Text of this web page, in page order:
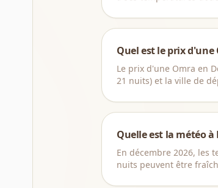
Quel est le prix d'une
Le prix d'une Omra en
21 nuits) et la ville de
Quelle est la météo à
En décembre 2026, les
nuits peuvent être